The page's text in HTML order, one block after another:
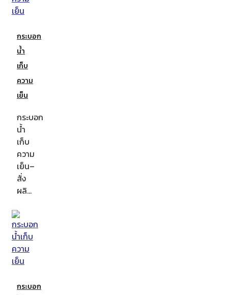
กระบอก
น้ำ
เก็บ
ความ
เย็น
กระบอก
น้ำ
เก็บ
ความ
เย็น–
สั่ง
ผลิ…
กระบอก